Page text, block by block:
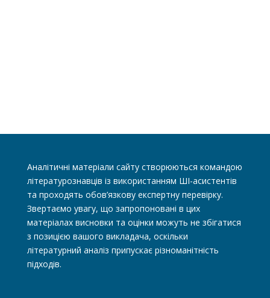
Аналітичні матеріали сайту створюються командою
літературознавців із використанням ШІ-асистентів
та проходять обов’язкову експертну перевірку.
Звертаємо увагу, що запропоновані в цих
матеріалах висновки та оцінки можуть не збігатися
з позицією вашого викладача, оскільки
літературний аналіз припускає різноманітність
підходів.